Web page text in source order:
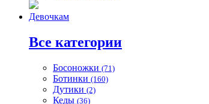
Девочкам
Все категории
Босоножки (71)
Ботинки (160)
Дутики (2)
Кеды (36)